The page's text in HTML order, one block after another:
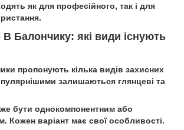
як для професійного, так і для
Балончику: які види існують
пропонують кілька видів захисних
залишаються глянцеві та
бути однокомпонентним або
Кожен варіант має свої особливості.